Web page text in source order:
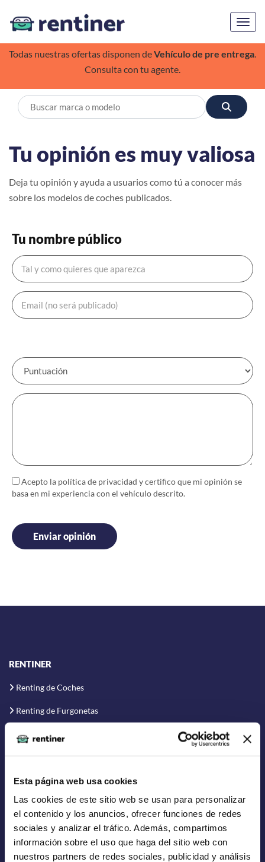
Esta página web usa cookies
Las cookies de este sitio web se usan para personalizar
el contenido y los anuncios, ofrecer funciones de redes
sociales y analizar el tráfico. Además, compartimos
información sobre el uso que haga del sitio web con
nuestros partners de redes sociales, publicidad y análisis
Todas nuestras ofertas disponen deVehículo de pre entrega.
Consulta con tu agente.
Tu opinión es muy valiosa
Deja tu opinión y ayuda a usuarios como tú a conocer más
sobre los modelos de coches publicados.
Tu nombre público
Acepto la política de privacidad y certifico que mi opinión se
basa en mi experiencia con el vehículo descrito.
RENTINER
Renting de Coches
Renting de Furgonetas
Renting Flexible
Renting Corto Plazo
Renting Coche Eléctrico
Empresas de Renting
Renting a Medida